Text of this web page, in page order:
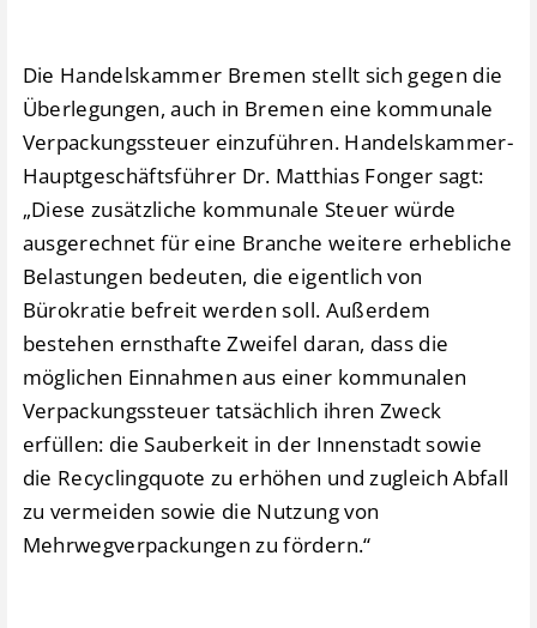
Die Handelskammer Bremen stellt sich gegen die
Überlegungen, auch in Bremen eine kommunale
Verpackungssteuer einzuführen. Handelskammer-
Hauptgeschäftsführer Dr. Matthias Fonger sagt:
„Diese zusätzliche kommunale Steuer würde
ausgerechnet für eine Branche weitere erhebliche
Belastungen bedeuten, die eigentlich von
Bürokratie befreit werden soll. Außerdem
bestehen ernsthafte Zweifel daran, dass die
möglichen Einnahmen aus einer kommunalen
Verpackungssteuer tatsächlich ihren Zweck
erfüllen: die Sauberkeit in der Innenstadt sowie
die Recyclingquote zu erhöhen und zugleich Abfall
zu vermeiden sowie die Nutzung von
Mehrwegverpackungen zu fördern.“